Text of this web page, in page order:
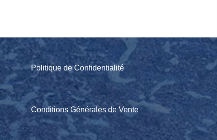
Politique de Confidentialité
Conditions Générales de Vente